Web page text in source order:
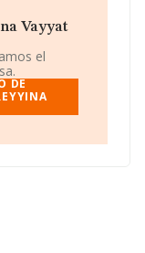
Vayyat
fiscal en Calle
Madrid.
sobre 8.465
el ámbito
10.426
las compañías
Madrid), en la
Vayyat
el
DE